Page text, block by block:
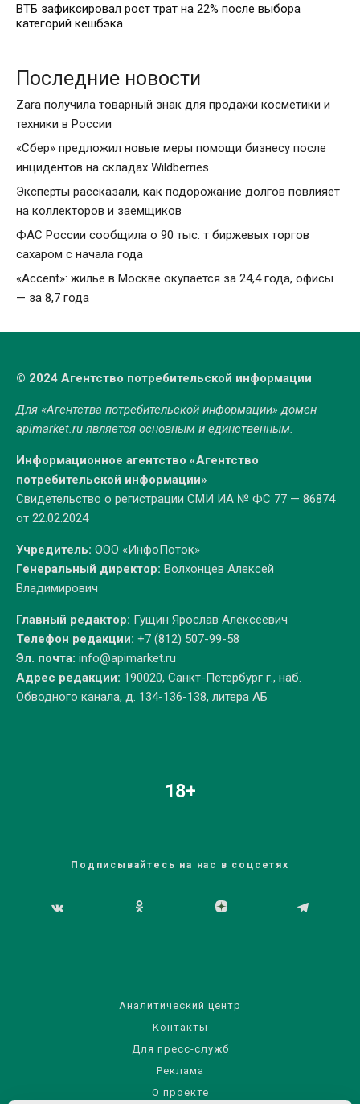
ВТБ зафиксировал рост трат на 22% после выбора
категорий кешбэка
Последние новости
Zara получила товарный знак для продажи косметики и
техники в России
«Сбер» предложил новые меры помощи бизнесу после
инцидентов на складах Wildberries
Эксперты рассказали, как подорожание долгов повлияет
на коллекторов и заемщиков
ФАС России сообщила о 90 тыс. т биржевых торгов
сахаром с начала года
«Accent»: жилье в Москве окупается за 24,4 года, офисы
— за 8,7 года
© 2024 Агентство потребительской информации
Для «Агентства потребительской информации» домен
apimarket.ruявляется основным и единственным.
Информационное агентство «Агентство
потребительской информации»
Свидетельство о регистрации СМИ ИА № ФС 77 — 86874
от 22.02.2024
Учредитель: ООО «ИнфоПоток»
Генеральный директор: Волхонцев Алексей
Владимирович
Главный редактор: Гущин Ярослав Алексеевич
Телефон редакции: +7 (812) 507-99-58
Эл. почта: info@apimarket.ru
Адрес редакции: 190020, Санкт-Петербург г., наб.
Обводного канала, д. 134-136-138, литера АБ
18+
Подписывайтесь на нас в соцсетях
Аналитический центр
Контакты
Для пресс-служб
Реклама
О проекте